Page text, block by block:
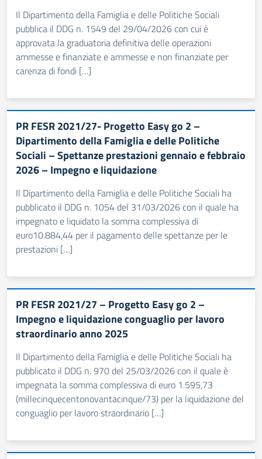
Il Dipartimento della Famiglia e delle Politiche Sociali
pubblica il DDG n. 1549 del 29/04/2026 con cui è
approvata la graduatoria definitiva delle operazioni
ammesse e finanziate e ammesse e non finanziate per
carenza di fondi […]
PR FESR 2021/27- Progetto Easy go 2 –
Dipartimento della Famiglia e delle Politiche
Sociali – Spettanze prestazioni gennaio e febbraio
2026 – Impegno e liquidazione
Il Dipartimento della Famiglia e delle Politiche Sociali ha
pubblicato il DDG n. 1054 del 31/03/2026 con il quale ha
impegnato e liquidato la somma complessiva di
euro10.884,44 per il pagamento delle spettanze per le
prestazioni […]
PR FESR 2021/27 – Progetto Easy go 2 –
Impegno e liquidazione conguaglio per lavoro
straordinario anno 2025
Il Dipartimento della Famiglia e delle Politiche Sociali ha
pubblicato il DDG n. 970 del 25/03/2026 con il quale è
impegnata la somma complessiva di euro 1.595,73
(millecinquecentonovantacinque/73) per la liquidazione del
conguaglio per lavoro straordinario […]